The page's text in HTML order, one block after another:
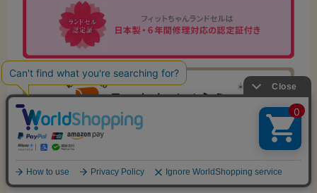
営業日カレンダー